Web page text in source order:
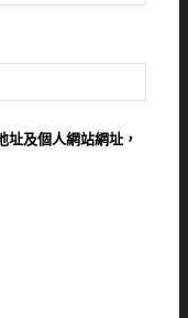
址及個人網站網址，